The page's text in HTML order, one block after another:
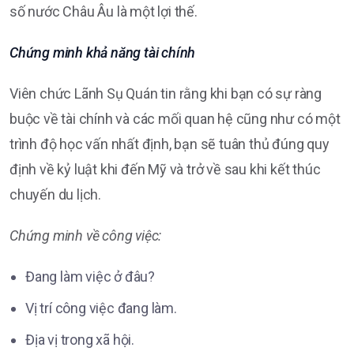
số nước Châu Âu là một lợi thế.
Chứng minh khả năng tài chính
Viên chức Lãnh Sụ Quán tin rằng khi bạn có sự ràng
buộc về tài chính và các mối quan hệ cũng như có một
trình độ học vấn nhất định, bạn sẽ tuân thủ đúng quy
định về kỷ luật khi đến Mỹ và trở về sau khi kết thúc
chuyến du lịch.
Chứng minh về công việc:
Đang làm việc ở đâu?
Vị trí công việc đang làm.
Địa vị trong xã hội.